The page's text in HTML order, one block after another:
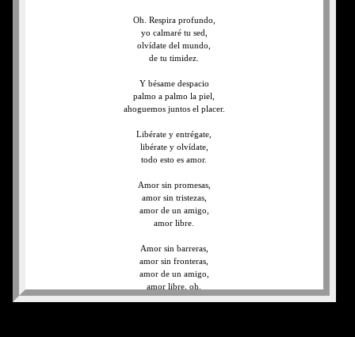
Oh. Respira profundo,
yo calmaré tu sed,
olvídate del mundo,
de tu timidez.
Y bésame despacio
palmo a palmo la piel,
ahoguemos juntos el placer.
Libérate y entrégate,
libérate y olvídate,
todo esto es amor.
Amor sin promesas,
amor sin tristezas,
amor de un amigo,
amor libre.
Amor sin barreras,
amor sin fronteras,
amor de un amigo,
amor libre, oh.